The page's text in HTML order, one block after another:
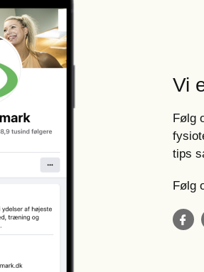
Vi
Følg
tips
Følg